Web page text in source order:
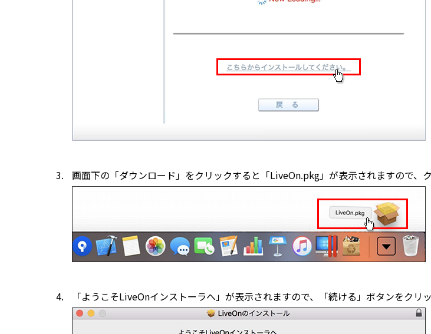
画面下の「ダウンロード」をクリックすると「LiveOn.pkg」が表示されますので、
「ようこそLiveOnインストーラへ」が表示されますので、「続ける」ボタンをクリ